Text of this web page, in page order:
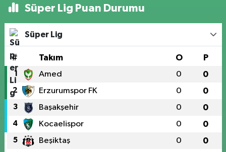
Süper Lig Puan Durumu
Süper Lig
# Takım O P
1 Amed 0 0
2 Erzurumspor FK 0 0
3 Başakşehir 0 0
4 Kocaelispor 0 0
5 Beşiktaş 0 0